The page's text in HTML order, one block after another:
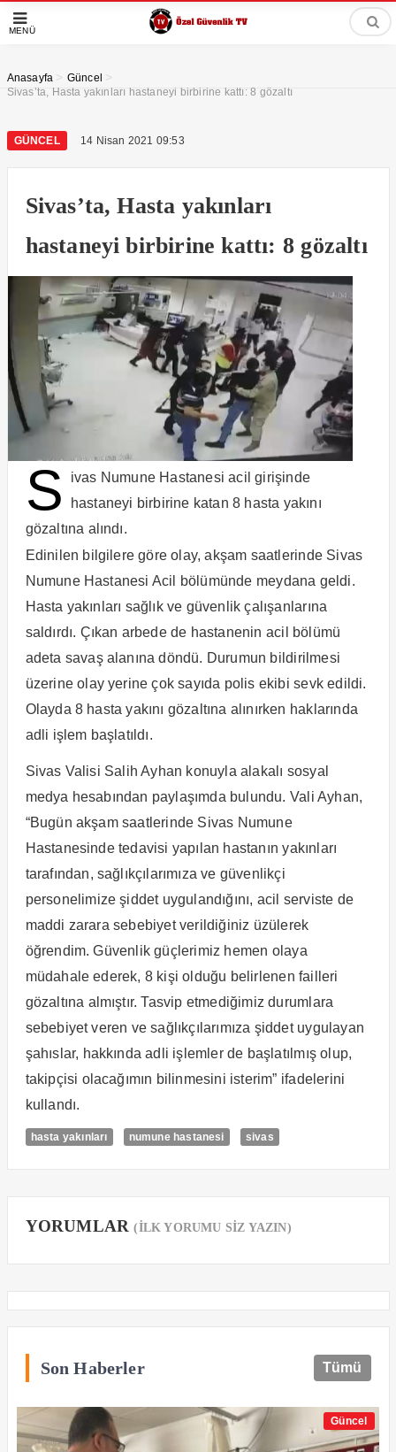
MENÜ
Anasayfa > Güncel >
Sivas’ta, Hasta yakınları hastaneyi birbirine kattı: 8 gözaltı
GÜNCEL 14 Nisan 2021 09:53
Sivas’ta, Hasta yakınları
hastaneyi birbirine kattı: 8 gözaltı
S
ivas Numune Hastanesi acil girişinde
hastaneyi birbirine katan 8 hasta yakını
gözaltına alındı.
Edinilen bilgilere göre olay, akşam saatlerinde Sivas
Numune Hastanesi Acil bölümünde meydana geldi.
Hasta yakınları sağlık ve güvenlik çalışanlarına
saldırdı. Çıkan arbede de hastanenin acil bölümü
adeta savaş alanına döndü. Durumun bildirilmesi
üzerine olay yerine çok sayıda polis ekibi sevk edildi.
Olayda 8 hasta yakını gözaltına alınırken haklarında
adli işlem başlatıldı.
Sivas Valisi Salih Ayhan konuyla alakalı sosyal
medya hesabından paylaşımda bulundu. Vali Ayhan,
“Bugün akşam saatlerinde Sivas Numune
Hastanesinde tedavisi yapılan hastanın yakınları
tarafından, sağlıkçılarımıza ve güvenlikçi
personelimize şiddet uygulandığını, acil serviste de
maddi zarara sebebiyet verildiğiniz üzülerek
öğrendim. Güvenlik güçlerimiz hemen olaya
müdahale ederek, 8 kişi olduğu belirlenen failleri
gözaltına almıştır. Tasvip etmediğimiz durumlara
sebebiyet veren ve sağlıkçılarımıza şiddet uygulayan
şahıslar, hakkında adli işlemler de başlatılmış olup,
takipçisi olacağımın bilinmesini isterim” ifadelerini
kullandı.
hasta yakınları numune hastanesi sivas
YORUMLAR(İLK YORUMU SİZ YAZIN)
Son Haberler Tümü
Güncel